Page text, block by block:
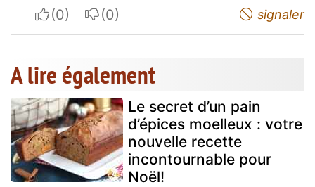
I apreciateI do not appreciate signaler
A lire également
Le secret d’un pain
d’épices moelleux : votre
nouvelle recette
incontournable pour
Noël!